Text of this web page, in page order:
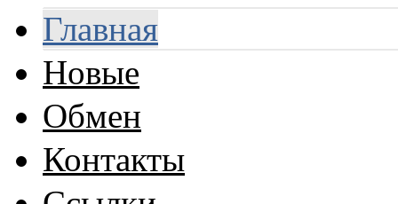
Главная
Новые
Обмен
Контакты